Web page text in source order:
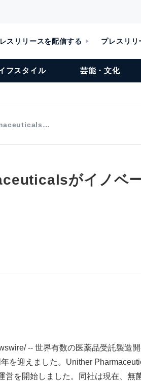
スリリースを配信する プレスリリ
フスタイル 芸能・文化
がイノベ
-- 世界有数の医薬品受託製造
を迎えました。Unither
営を開始しました。同社は現在、無